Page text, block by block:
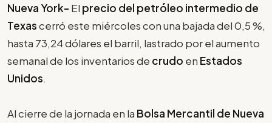
Nueva York- El precio del petróleo intermedio de
Texascerró este miércoles con una bajada del 0,5 %,
hasta 73,24 dólares el barril, lastrado por el aumento
semanal de los inventarios de crudo en Estados
Unidos.
Al cierre de la jornada en la Bolsa Mercantil de Nueva